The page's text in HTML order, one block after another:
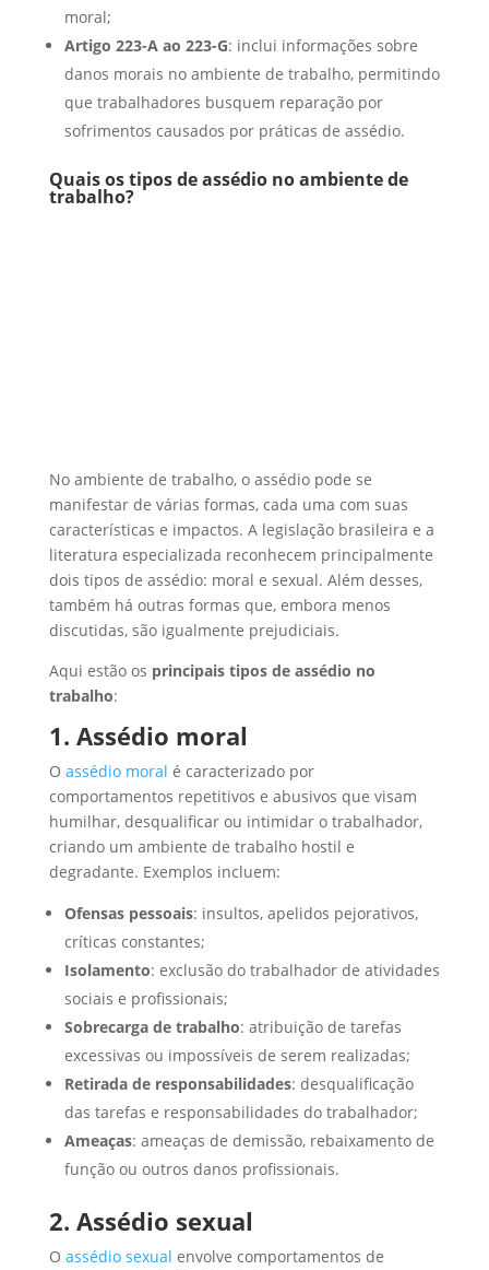
moral;
Artigo 223-A ao 223-G: inclui informações sobre
danos morais no ambiente de trabalho, permitindo
que trabalhadores busquem reparação por
sofrimentos causados por práticas de assédio.
Quais os tipos de assédio no ambiente de
trabalho?
No ambiente de trabalho, o assédio pode se
manifestar de várias formas, cada uma com suas
características e impactos. A legislação brasileira e a
literatura especializada reconhecem principalmente
dois tipos de assédio: moral e sexual. Além desses,
também há outras formas que, embora menos
discutidas, são igualmente prejudiciais.
Aqui estão os principais tipos de assédio no
trabalho:
1. Assédio moral
O assédio moral é caracterizado por
comportamentos repetitivos e abusivos que visam
humilhar, desqualificar ou intimidar o trabalhador,
criando um ambiente de trabalho hostil e
degradante. Exemplos incluem:
Ofensas pessoais: insultos, apelidos pejorativos,
críticas constantes;
Isolamento: exclusão do trabalhador de atividades
sociais e profissionais;
Sobrecarga de trabalho: atribuição de tarefas
excessivas ou impossíveis de serem realizadas;
Retirada de responsabilidades: desqualificação
das tarefas e responsabilidades do trabalhador;
Ameaças: ameaças de demissão, rebaixamento de
função ou outros danos profissionais.
2. Assédio sexual
O assédio sexual envolve comportamentos de